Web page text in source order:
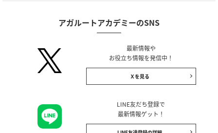
アガルートアカデミーのSNS
最新情報や
お役立ち情報を発信中！
Ｘを見る
LINE友だち登録で
最新情報ゲット！